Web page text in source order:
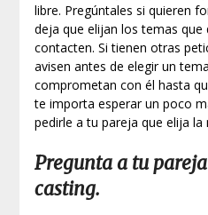
libre. Pregúntales si quieren
deja que elijan los temas que
contacten. Si tienen otras
avisen antes de elegir un
comprometan con él hasta
te importa esperar un poco
pedirle a tu pareja que elija la
Pregunta a tu
casting.